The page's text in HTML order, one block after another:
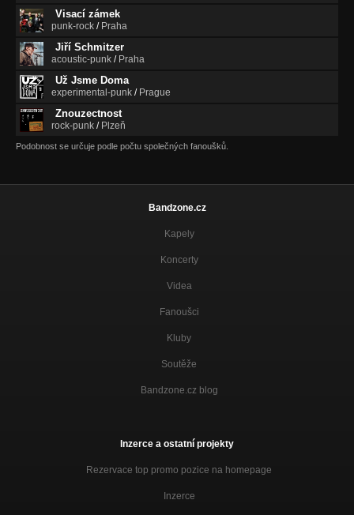
Visací zámek
punk-rock / Praha
Jiří Schmitzer
acoustic-punk / Praha
Už Jsme Doma
experimental-punk / Prague
Znouzectnost
rock-punk / Plzeň
Podobnost se určuje podle počtu společných fanoušků.
Bandzone.cz
Kapely
Koncerty
Videa
Fanoušci
Kluby
Soutěže
Bandzone.cz blog
Inzerce a ostatní projekty
Rezervace top promo pozice na homepage
Inzerce